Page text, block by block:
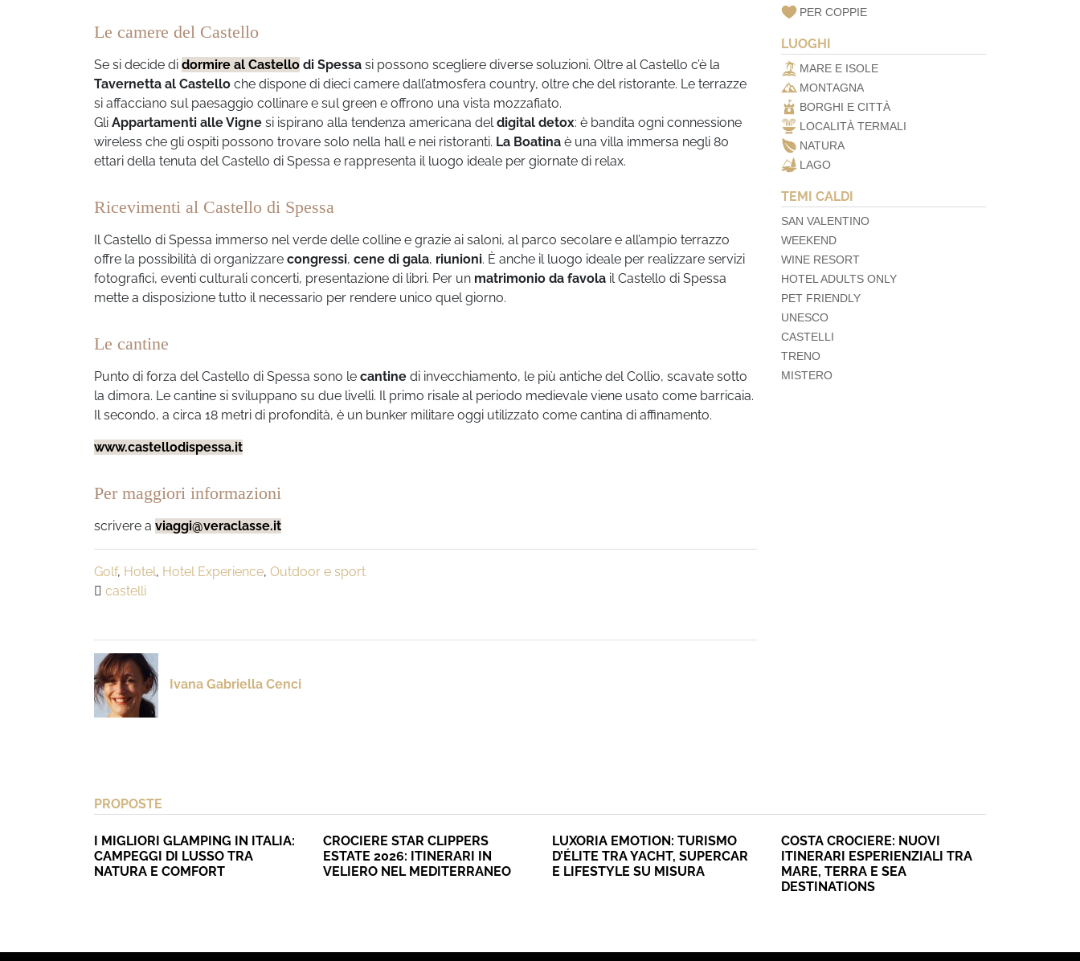
Le camere del Castello
Se si decide di dormire al Castello di Spessa si possono scegliere diverse soluzioni. Oltre al Castello c’è la
Tavernetta al Castello che dispone di dieci camere dall’atmosfera country, oltre che del ristorante. Le terrazze
si affacciano sul paesaggio collinare e sul green e offrono una vista mozzafiato.
Gli Appartamenti alle Vigne si ispirano alla tendenza americana del digital detox: è bandita ogni connessione
wireless che gli ospiti possono trovare solo nella hall e nei ristoranti. La Boatina è una villa immersa negli 80
ettari della tenuta del Castello di Spessa e rappresenta il luogo ideale per giornate di relax.
Ricevimenti al Castello di Spessa
Il Castello di Spessa immerso nel verde delle colline e grazie ai saloni, al parco secolare e all’ampio terrazzo
offre la possibilità di organizzare congressi, cene di gala, riunioni. È anche il luogo ideale per realizzare servizi
fotografici, eventi culturali concerti, presentazione di libri. Per un matrimonio da favola il Castello di Spessa
mette a disposizione tutto il necessario per rendere unico quel giorno.
Le cantine
Punto di forza del Castello di Spessa sono le cantine di invecchiamento, le più antiche del Collio, scavate sotto
la dimora. Le cantine si sviluppano su due livelli. Il primo risale al periodo medievale viene usato come barricaia.
Il secondo, a circa 18 metri di profondità, è un bunker militare oggi utilizzato come cantina di affinamento.
www.castellodispessa.it
Per maggiori informazioni
scrivere a viaggi@veraclasse.it
Golf, Hotel, Hotel Experience, Outdoor e sport
castelli
Ivana Gabriella Cenci
PER COPPIE
LUOGHI
MARE E ISOLE
MONTAGNA
BORGHI E CITTÀ
LOCALITÀ TERMALI
NATURA
LAGO
TEMI CALDI
SAN VALENTINO
WEEKEND
WINE RESORT
HOTEL ADULTS ONLY
PET FRIENDLY
UNESCO
CASTELLI
TRENO
MISTERO
PROPOSTE
I MIGLIORI GLAMPING IN ITALIA:
CAMPEGGI DI LUSSO TRA
NATURA E COMFORT
CROCIERE STAR CLIPPERS
ESTATE 2026: ITINERARI IN
VELIERO NEL MEDITERRANEO
LUXORIA EMOTION: TURISMO
D’ÉLITE TRA YACHT, SUPERCAR
E LIFESTYLE SU MISURA
COSTA CROCIERE: NUOVI
ITINERARI ESPERIENZIALI TRA
MARE, TERRA E SEA
DESTINATIONS